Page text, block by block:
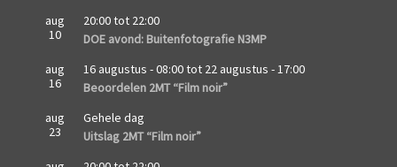
aug
10
20:00tot 22:00
DOE avond: Buitenfotografie N3MP
aug
16
16 augustus - 08:00tot 22 augustus - 17:00
Beoordelen 2MT “Film noir”
aug
23
Gehele dag
Uitslag 2MT “Film noir”